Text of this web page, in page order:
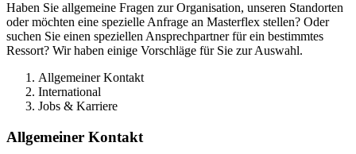
Haben Sie allgemeine Fragen zur Organisation, unseren Standorten
oder möchten eine spezielle Anfrage an Masterflex stellen? Oder
suchen Sie einen speziellen Ansprechpartner für ein bestimmtes
Ressort? Wir haben einige Vorschläge für Sie zur Auswahl.
Allgemeiner Kontakt
International
Jobs & Karriere
Allgemeiner Kontakt